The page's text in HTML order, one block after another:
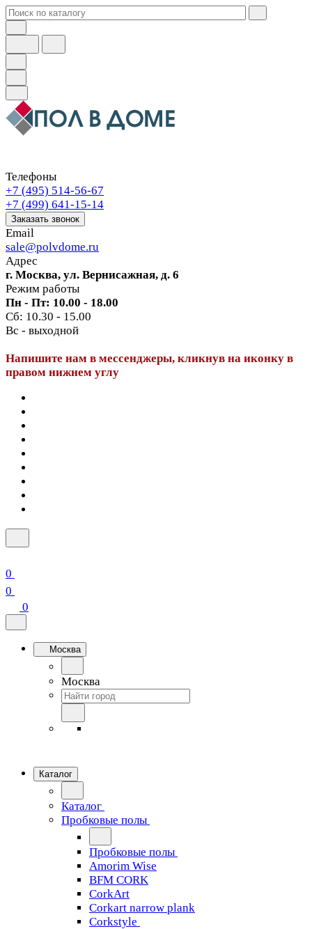
Телефоны
+7 (495) 514-56-67
+7 (499) 641-15-14
Заказать звонок
Email
sale@polvdome.ru
Адрес
г. Москва, ул. Вернисажная, д. 6
Режим работы
Пн - Пт: 10.00 - 18.00
Сб: 10.30 - 15.00
Вс - выходной
Напишите нам в мессенджеры, кликнув на иконку в
правом нижнем углу
0
0
0
Москва
Москва
Каталог
Каталог
Пробковые полы
Пробковые полы
Amorim Wise
BFM CORK
CorkArt
Corkart narrow plank
Corkstyle